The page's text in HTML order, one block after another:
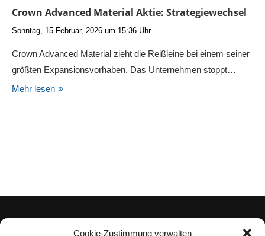
Cookie-Zustimmung verwalten
Crown Advanced Material Aktie: Strategiewechsel
Sonntag, 15 Februar, 2026 um 15:36 Uhr
Crown Advanced Material zieht die Reißleine bei einem seiner
größten Expansionsvorhaben. Das Unternehmen stoppt…
Mehr lesen